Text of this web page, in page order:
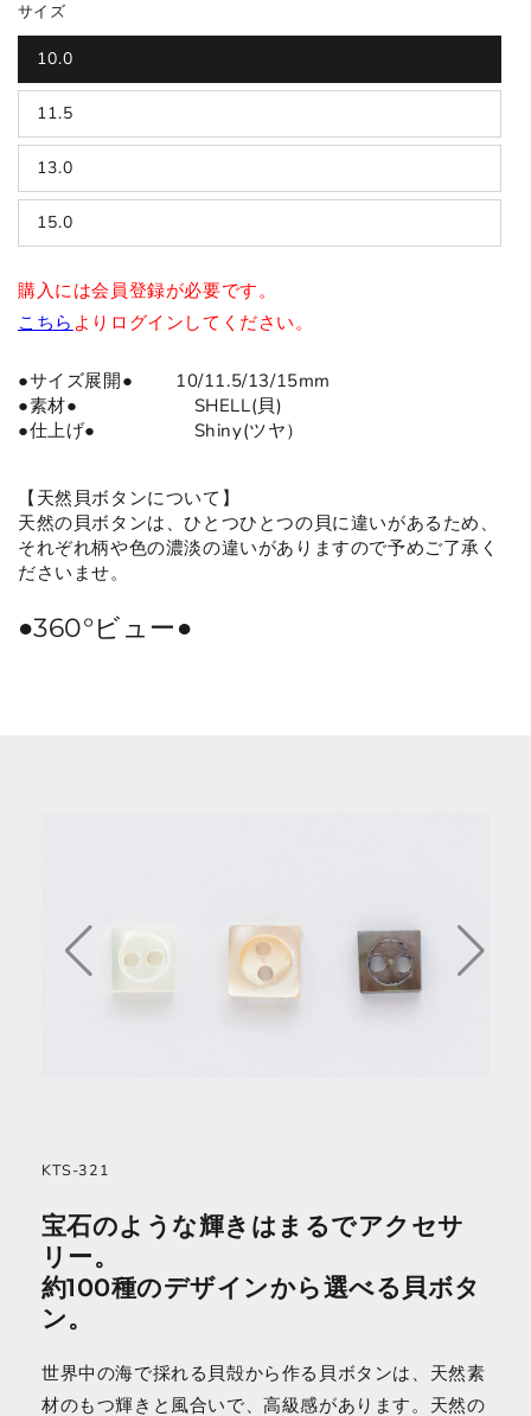
サイズ
10.0
11.5
13.0
15.0
購入には会員登録が必要です。
こちら よりログインしてください。
●サイズ展開● 10/11.5/13/15mm
●素材● SHELL(貝)
●仕上げ● Shiny(ツヤ）
【天然貝ボタンについて】
天然の貝ボタンは、ひとつひとつの貝に違いがあるため、
それぞれ柄や色の濃淡の違いがありますので予めご了承く
ださいませ。
●360°ビュー●
KTS-321
宝石のような輝きはまるでアクセサ
リー。
約100種のデザインから選べる貝ボタ
ン。
世界中の海で採れる貝殻から作る貝ボタンは、天然素
材のもつ輝きと風合いで、高級感があります。天然の